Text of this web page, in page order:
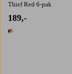
Thief Red 6-pak
189,-
1 farve